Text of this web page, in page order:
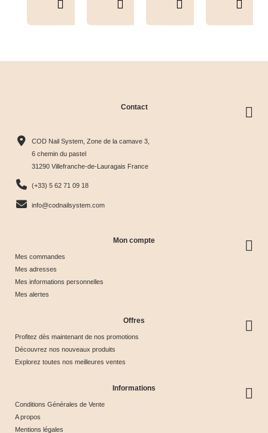
Tips &
nuancier
 
& Tips
Glow &
Collection
Contact
COD Nail System, Zone de la camave 3,
6 chemin du pastel
31290 Villefranche-de-Lauragais France
(+33) 5 62 71 09 18
info@codnailsystem.com
Mon compte
Mes commandes
Mes adresses
Mes informations personnelles
Mes alertes
Offres
Profitez dès maintenant de nos promotions
Découvrez nos nouveaux produits
Explorez toutes nos meilleures ventes
Informations
Conditions Générales de Vente
A propos
Mentions légales